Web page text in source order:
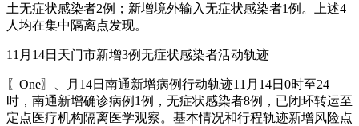
土无症状感染者2例；新增境外输入无症状感染者1例。上述4
人均在集中隔离点发现。
11月14日天门市新增3例无症状感染者活动轨迹
〖One〗、月14日南通新增病例行动轨迹11月14日0时至24
时，南通新增确诊病例1例，无症状感染者8例，已闭环转运至
定点医疗机构隔离医学观察。基本情况和行程轨迹新增风险点